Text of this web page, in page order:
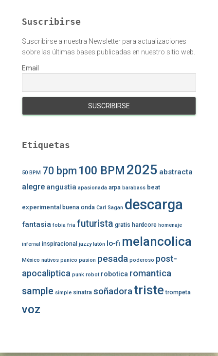
Suscribirse
Suscribirse a nuestra Newsletter para actualizaciones
sobre las últimas bases publicadas en nuestro sitio web.
Email
Etiquetas
50 BPM 70 bpm 100 BPM 2025 abstracta
alegre angustia apasionada arpa barabass beat
experimental buena onda Carl Sagan descarga
fantasia fobia fria futurista gratis hardcore homenaje
infernal inspiracional jazzy latón lo-fi melancolica
México nativos panico pasion pesada poderoso post-
apocaliptica punk robot robotica romantica
sample simple sinatra soñadoratriste trompeta
voz